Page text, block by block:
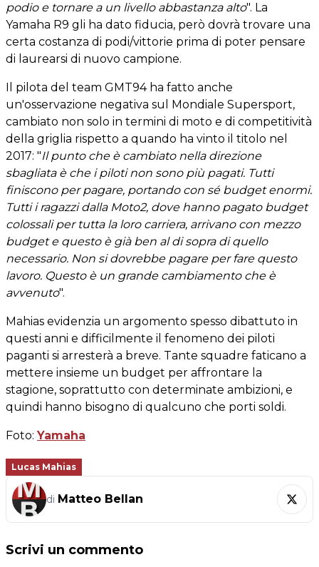
podio e tornare a un livello abbastanza alto". La
Yamaha R9 gli ha dato fiducia, però dovrà trovare una
certa costanza di podi/vittorie prima di poter pensare
di laurearsi di nuovo campione.
Il pilota del team GMT94 ha fatto anche
un'osservazione negativa sul Mondiale Supersport,
cambiato non solo in termini di moto e di competitività
della griglia rispetto a quando ha vinto il titolo nel
2017: "Il punto che è cambiato nella direzione
sbagliata è che i piloti non sono più pagati. Tutti
finiscono per pagare, portando con sé budget enormi.
Tutti i ragazzi dalla Moto2, dove hanno pagato budget
colossali per tutta la loro carriera, arrivano con mezzo
budget e questo è già ben al di sopra di quello
necessario. Non si dovrebbe pagare per fare questo
lavoro. Questo è un grande cambiamento che è
avvenuto".
Mahias evidenzia un argomento spesso dibattuto in
questi anni e difficilmente il fenomeno dei piloti
paganti si arresterà a breve. Tante squadre faticano a
mettere insieme un budget per affrontare la
stagione, soprattutto con determinate ambizioni, e
quindi hanno bisogno di qualcuno che porti soldi.
Foto: Yamaha
Lucas Mahias
di Matteo Bellan
Scrivi un commento